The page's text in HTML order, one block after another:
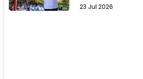
23 Jul 2026